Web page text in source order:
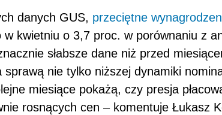
danych GUS, przeciętne
w kwietniu o 3,7 proc. w porównaniu z
słabsze dane niż przed
sprawą nie tylko niższej dynamiki
miesiące pokażą, czy presja
rosnących cen – komentuje Łukasz